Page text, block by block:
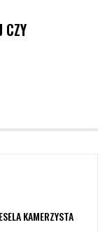
CZY
KAMERZYSTA